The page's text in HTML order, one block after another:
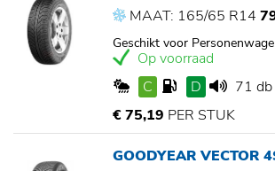
MAAT: 165/65 R14
Geschikt voor
Op voorraad
C
D
71 db
€ 75,19 PER STUK
GOODYEAR VECTOR